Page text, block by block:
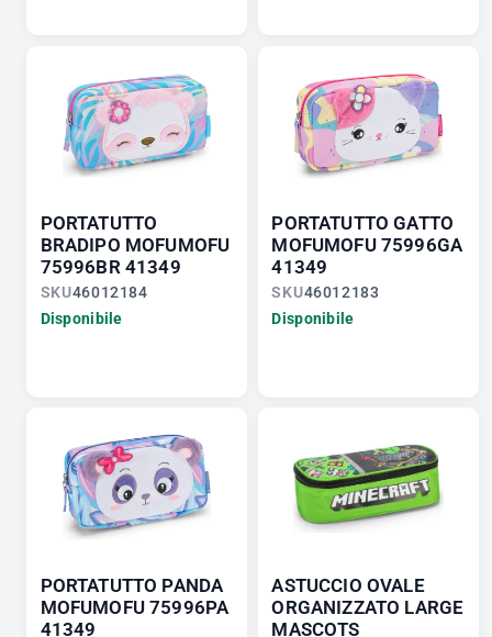
PORTATUTTO
BRADIPO MOFUMOFU
75996BR 41349
SKU46012184
Disponibile
PORTATUTTO GATTO
MOFUMOFU 75996GA
41349
SKU46012183
Disponibile
PORTATUTTO PANDA
MOFUMOFU 75996PA
41349
ASTUCCIO OVALE
ORGANIZZATO LARGE
MASCOTS